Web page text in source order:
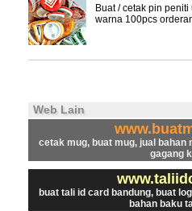
Buat / cetak pin
warna 100pcs
Web Lain
cetak mug, buat mug, jual bahan
gagang
buat tali id card bandung, buat
bahan baku